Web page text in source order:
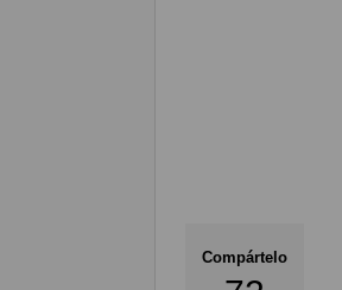
Compártelo